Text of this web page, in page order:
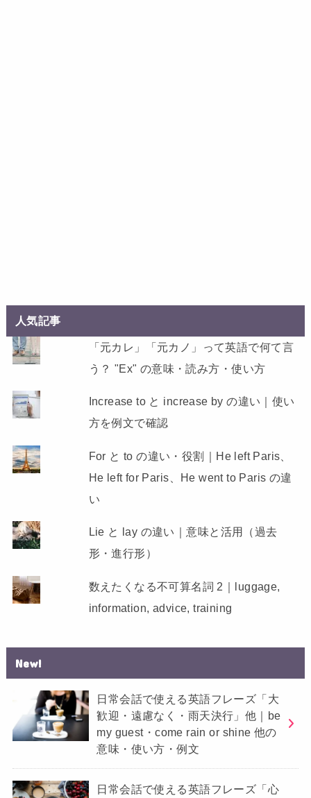
人気記事
「元カレ」「元カノ」って英語で何て言
う？ "Ex" の意味・読み方・使い方
Increase to と increase by の違い｜使い
方を例文で確認
For と to の違い・役割｜He left Paris、
He left for Paris、He went to Paris の違
い
Lie と lay の違い｜意味と活用（過去
形・進行形）
数えたくなる不可算名詞 2｜luggage,
information, advice, training
New!
日常会話で使える英語フレーズ「大
歓迎・遠慮なく・雨天決行」他｜be
my guest・come rain or shine 他の
意味・使い方・例文
日常会話で使える英語フレーズ「心